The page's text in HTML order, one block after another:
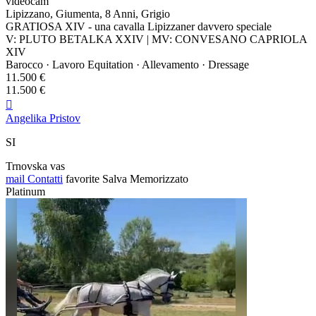
Lipizzano, Giumenta, 8 Anni, Grigio
GRATIOSA XIV - una cavalla Lipizzaner davvero speciale
V: PLUTO BETALKA XXIV | MV: CONVESANO CAPRIOLA
XIV
Barocco · Lavoro Equitation · Allevamento · Dressage
11.500 €
11.500 €

Angelika Pristov
SI
Trnovska vas
mail Contatti favorite Salva Memorizzato
Platinum